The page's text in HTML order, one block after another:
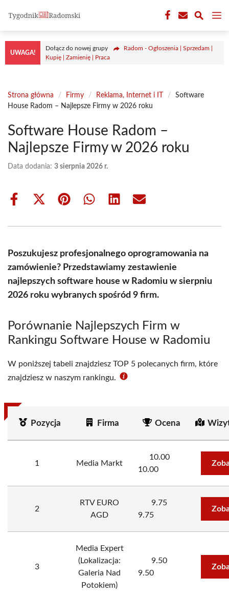
treści
UWAGA!
Dołącz do nowej grupy
Radom - Ogłoszenia | Sprzedam |
Kupię | Zamienię | Praca
Strona główna / Firmy / Reklama, Internet i IT /
Software
House Radom – Najlepsze Firmy w 2026 roku
Software House Radom –
Najlepsze Firmy w 2026 roku
Data dodania: 3 sierpnia 2026 r.
Share
Share
(Twitter)
Share Share Share Share
Poszukujesz profesjonalnego oprogramowania na
zamówienie? Przedstawiamy zestawienie
najlepszych software house w Radomiu w sierpniu
2026 roku wybranych spośród 9 firm.
Porównanie Najlepszych Firm w
Rankingu Software House w Radomiu
W poniższej tabeli znajdziesz TOP 5 polecanych firm, które
znajdziesz w naszym rankingu.
Pozycja Firma Ocena
1 Media Markt
10.00
10.00
2
RTV EURO
AGD
9.75
9.75
3
Media Expert
(Lokalizacja:
Galeria Nad
Potokiem)
9.50
9.50